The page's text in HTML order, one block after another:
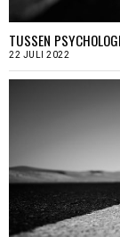
TUSSEN
22 JULI 2022